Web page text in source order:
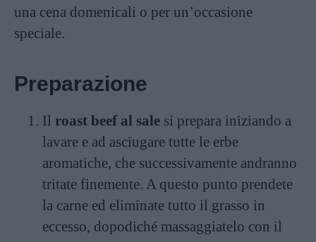
una cena domenicali o per un’occasione
speciale.
Preparazione
Il roast beef al sale si prepara iniziando a
lavare e ad asciugare tutte le erbe
aromatiche, che successivamente andranno
tritate finemente. A questo punto prendete
la carne ed eliminate tutto il grasso in
eccesso, dopodiché massaggiatelo con il